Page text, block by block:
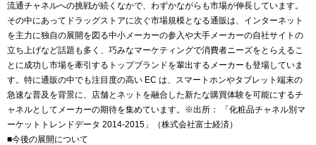
流通チャネルへの挑戦が続くなかで、わずかながらも市場が伸長しています。
その中にあってドラッグストアに次ぐ市場規模となる通販は、インターネット
を主力に独自の展開を図る中小メーカーの参入や大手メーカーの自社サイトの
立ち上げなど話題も多く、巧みなマーケティングで消費者ニーズをとらえるこ
とに成功し市場を牽引するトップブランドを輩出するメーカーも登場していま
す。特に通販の中でも注目度の高い EC は、スマートホンやタブレット端末の
急速な普及を背景に、店舗とネットを融合した新たな購買体験を可能にするチ
ャネルとしてメーカーの期待を集めています。※出所： 「化粧品チャネル別マ
ーケットトレンドデータ 2014-2015」（株式会社富士経済）
■今後の展開について